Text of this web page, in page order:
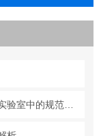
详细解析氯霉素检测卡的工作原理及其在实验室中的规范操作与维护方法